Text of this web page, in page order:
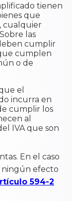
tienen
que
cualquier
las
cumplir
cumplen
o de
el
incurra en
cumplir los
al
IVA que son
En el caso
efecto
594-2